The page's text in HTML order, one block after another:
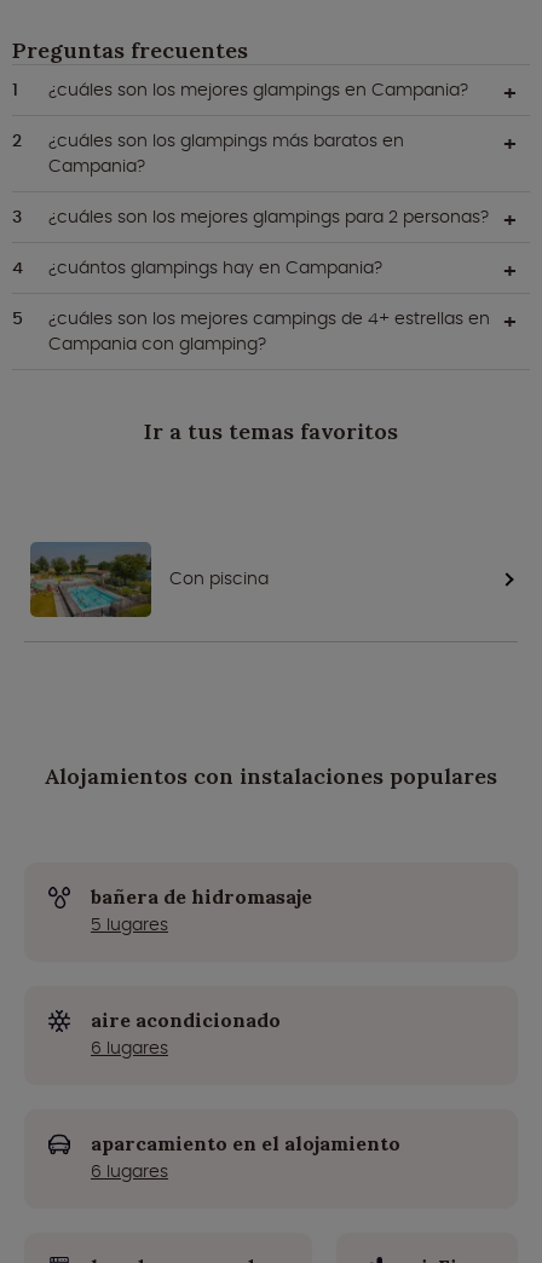
Preguntas frecuentes
¿cuáles son los mejores glampings en Campania?
¿cuáles son los glampings más baratos en
Campania?
¿cuáles son los mejores glampings para 2 personas?
¿cuántos glampings hay en Campania?
¿cuáles son los mejores campings de 4+ estrellas en
Campania con glamping?
Ir a tus temas favoritos
Con piscina
Alojamientos con instalaciones populares
bañera de hidromasaje
5 lugares
aire acondicionado
6 lugares
aparcamiento en el alojamiento
6 lugares